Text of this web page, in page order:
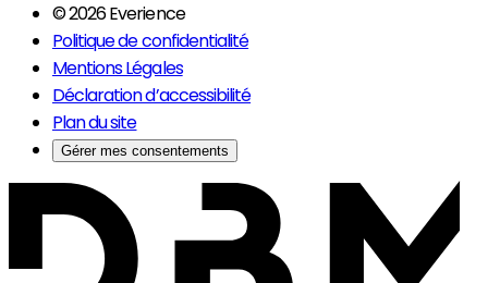
© 2026 Everience
Politique de confidentialité
Mentions Légales
Déclaration d’accessibilité
Plan du site
Gérer mes consentements